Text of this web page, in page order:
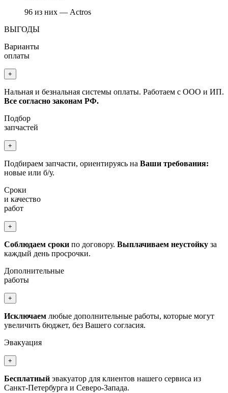
96 из них — Actros
ВЫГОДЫ
Варианты
оплаты
+
Нальная и безнальная системы оплаты. Работаем с ООО и ИП.
Все согласно законам РФ.
Подбор
запчастей
+
Подбираем запчасти, ориентируясь на Ваши требования:
новые или б/у.
Сроки
и качество
работ
+
Соблюдаем сроки по договору. Выплачиваем неустойку за
каждый день просрочки.
Дополнительные
работы
+
Исключаем любые дополнительные работы, которые могут
увеличить бюджет, без Вашего согласия.
Эвакуация
+
Бесплатный эвакуатор для клиентов нашего сервиса из
Санкт-Петербурга и Северо-Запада.